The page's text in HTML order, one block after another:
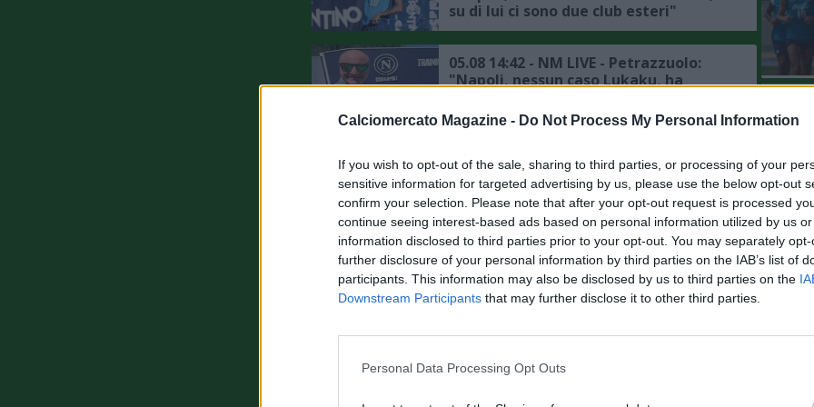
Calciomercato Magazine - Do Not Process My Personal Information
If you wish to opt-out of the sale, sharing to third parties, or processing of your
sensitive information for targeted advertising by us, please use the below opt-out
confirm your selection. Please note that after your opt-out request is processed
continue seeing interest-based ads based on personal information utilized by us
information disclosed to third parties prior to your opt-out. You may separately
further disclosure of your personal information by third parties on the IAB’s list of
participants. This information may also be disclosed by us to third parties on the
Downstream Participants that may further disclose it to other third parties.
Personal Data Processing Opt Outs
su di lui ci sono due club esteri"
05.08 14:42 - NM LIVE - Petrazzuolo:
"Napoli, nessun caso Lukaku, ha
accordo con la società, il punto sul
mercato"
"Napoli, la priorità sul mercato ora è
il difensore centrale, De Bruyne? Avrà
avuto delle rassicurazioni da Allegri"
05.08 09:11 - CDS - Napoli, mercato in
difesa: attesa per l'affondo degli
azzurri su Badiashile
"Theo Hernandez al Napoli dopo
fantasia, ingaggio fuori mercato per
del